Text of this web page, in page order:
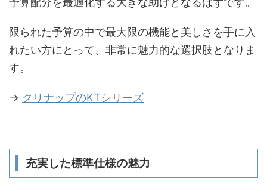
限られた予算の中で最大限の機能と美しさを手に入
れたい方にとって、非常に魅力的な選択肢となりま
す。
→ クリナップのKTシリーズ
充実した標準仕様の魅力